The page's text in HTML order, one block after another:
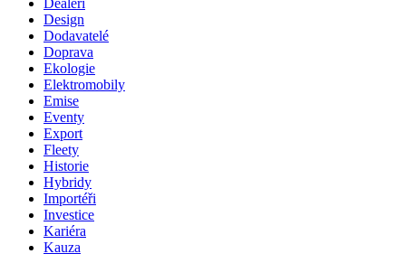
Design
Dodavatelé
Doprava
Ekologie
Elektromobily
Emise
Eventy
Export
Fleety
Historie
Hybridy
Importéři
Investice
Kariéra
Kauza